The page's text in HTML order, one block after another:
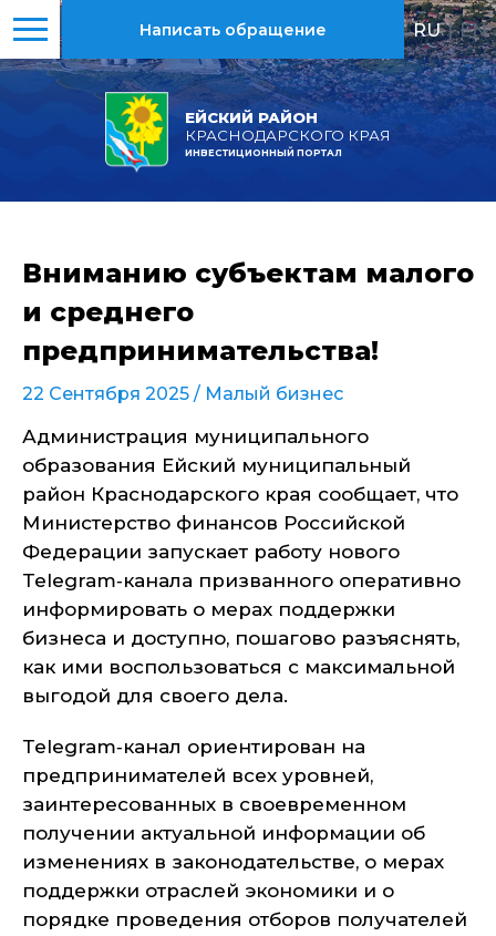
ЕЙСКИЙ РАЙОН
КРАСНОДАРСКОГО КРАЯ
ИНВЕСТИЦИОННЫЙ ПОРТАЛ
Написать обращение RU | EN
Вниманию субъектам малого
и среднего
предпринимательства!
22 Сентября 2025 / Малый бизнес
Администрация муниципального
образования Ейский муниципальный
район Краснодарского края сообщает, что
Министерство финансов Российской
Федерации запускает работу нового
Telegram‑канала призванного оперативно
информировать о мерах поддержки
бизнеса и доступно, пошагово разъяснять,
как ими воспользоваться с максимальной
выгодой для своего дела.
Telegram‑канал ориентирован на
предпринимателей всех уровней,
заинтересованных в своевременном
получении актуальной информации об
изменениях в законодательстве, о мерах
поддержки отраслей экономики и о
порядке проведения отборов получателей